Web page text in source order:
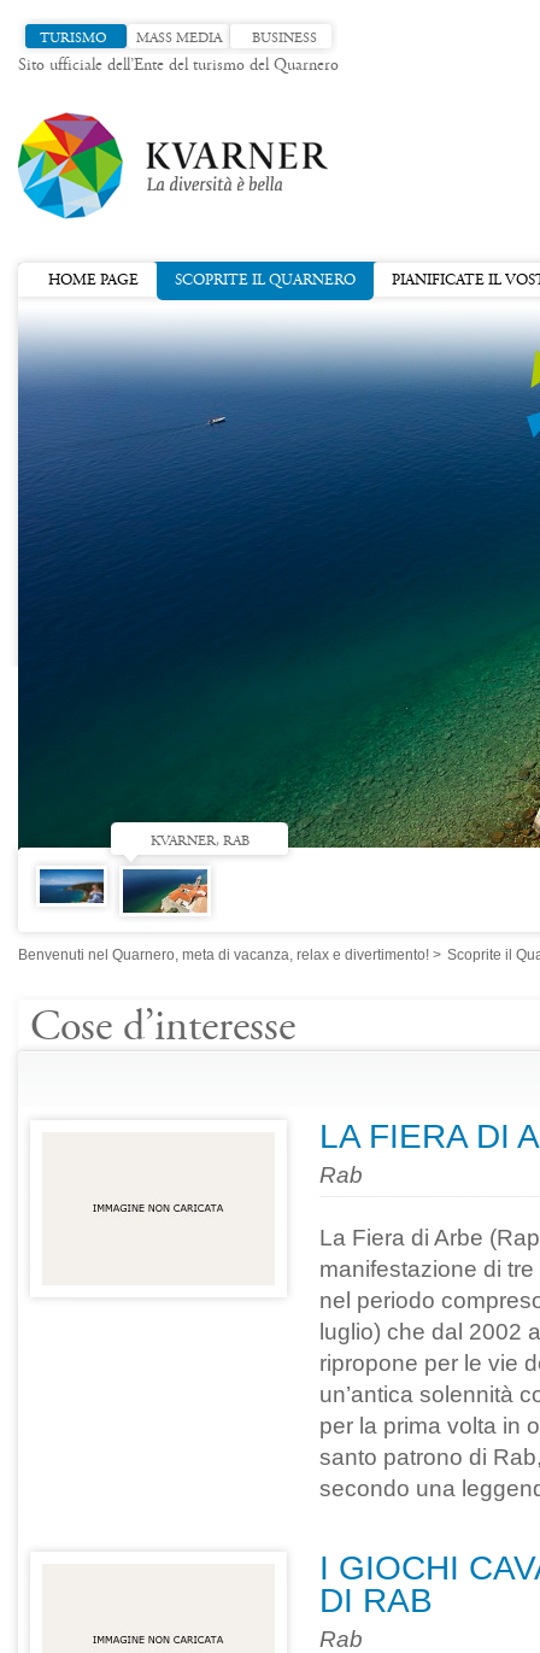
TURISMO MASS MEDIA BUSINESS
Sito ufficiale dell’Ente del turismo del Quarnero
HOME PAGE SCOPRITE IL QUARNERO PIANIFICATE IL
KVARNER, RAB
Benvenuti nel Quarnero, meta di vacanza, relax e divertimento! > Scoprite il
Cose d’interesse
LA FIERA DI
Rab
La Fiera di Arbe
manifestazione di
nel periodo
luglio) che dal 2002
ripropone per le vie
un’antica solennità
per la prima volta in
santo patrono di
secondo una
I GIOCHI
DI RAB
Rab